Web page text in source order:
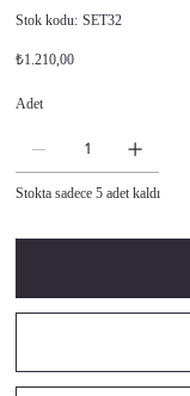
Stok kodu: Stok
SET32
Orijinal
fiyat
₺1.210,00
Adet
Stokta sadece 5 adet kaldı